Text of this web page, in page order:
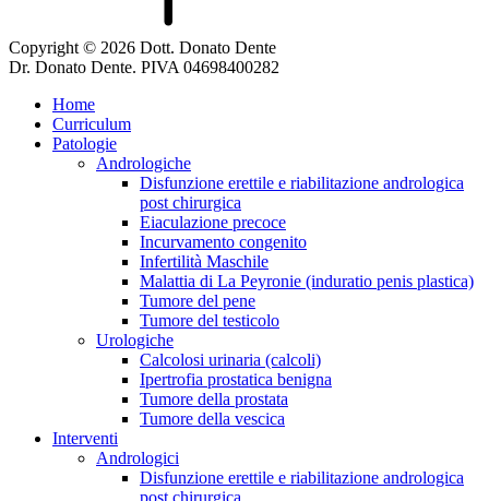
Copyright © 2026 Dott. Donato Dente
Dr. Donato Dente. PIVA 04698400282
Home
Curriculum
Patologie
Andrologiche
Disfunzione erettile e riabilitazione andrologica
post chirurgica
Eiaculazione precoce
Incurvamento congenito
Infertilità Maschile
Malattia di La Peyronie (induratio penis plastica)
Tumore del pene
Tumore del testicolo
Urologiche
Calcolosi urinaria (calcoli)
Ipertrofia prostatica benigna
Tumore della prostata
Tumore della vescica
Interventi
Andrologici
Disfunzione erettile e riabilitazione andrologica
post chirurgica